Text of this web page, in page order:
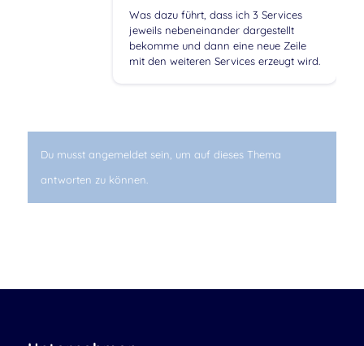
Was dazu führt, dass ich 3 Services
jeweils nebeneinander dargestellt
bekomme und dann eine neue Zeile
mit den weiteren Services erzeugt wird.
Du musst angemeldet sein, um auf dieses Thema
antworten zu können.